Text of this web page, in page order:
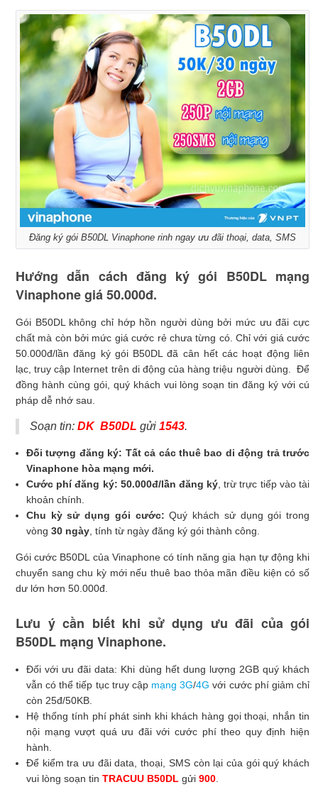
Đăng ký gói B50DL Vinaphone rinh ngay ưu đãi thoại, data, SMS
Hướng dẫn cách đăng ký gói B50DL mạng
Vinaphone giá 50.000đ.
Gói B50DL không chỉ hớp hồn người dùng bởi mức ưu đãi cực
chất mà còn bởi mức giá cước rẻ chưa từng có. Chỉ với giá cước
50.000đ/lần đăng ký gói B50DL đã cân hết các hoạt động liên
lạc, truy cập Internet trên di động của hàng triệu người dùng. Để
đồng hành cùng gói, quý khách vui lòng soạn tin đăng ký với cú
pháp dễ nhớ sau.
Soạn tin: DK B50DL gửi 1543.
Đối tượng đăng ký: Tất cả các thuê bao di động trả trước
Vinaphone hòa mạng mới.
Cước phí đăng ký: 50.000đ/lần đăng ký , trừ trực tiếp vào tài
khoản chính.
Chu kỳ sử dụng gói cước: Quý khách sử dụng gói trong
vòng 30 ngày , tính từ ngày đăng ký gói thành công.
Gói cước B50DL của Vinaphone có tính năng gia hạn tự động khi
chuyển sang chu kỳ mới nếu thuê bao thỏa mãn điều kiện có số
dư lớn hơn 50.000đ.
Lưu ý cần biết khi sử dụng ưu đãi của gói
B50DL mạng Vinaphone.
Đối với ưu đãi data: Khi dùng hết dung lượng 2GB quý khách
vẫn có thể tiếp tục truy cập mạng 3G/4G với cước phí giảm chỉ
còn 25đ/50KB.
Hệ thống tính phí phát sinh khi khách hàng gọi thoại, nhắn tin
nội mạng vượt quá ưu đãi với cước phí theo quy định hiện
hành.
Để kiểm tra ưu đãi data, thoại, SMS còn lại của gói quý khách
vui lòng soạn tin TRACUU B50DL gửi 900